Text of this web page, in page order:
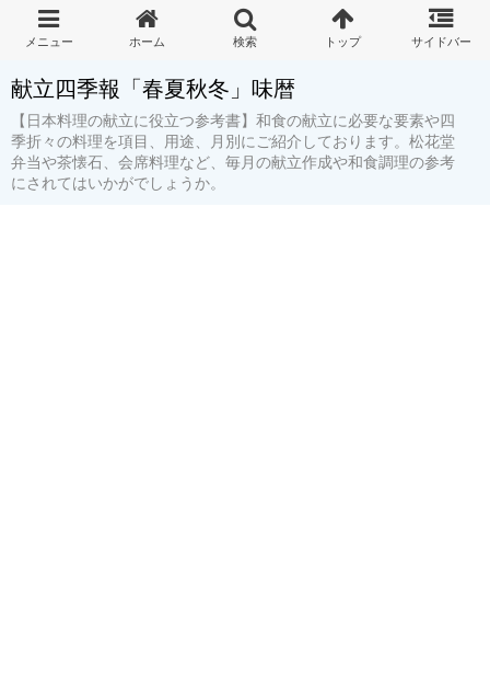
献立四季報「春夏秋冬」味暦
【日本料理の献立に役立つ参考書】和食の献立に必要な要素や四
季折々の料理を項目、用途、月別にご紹介しております。松花堂
弁当や茶懐石、会席料理など、毎月の献立作成や和食調理の参考
にされてはいかがでしょうか。